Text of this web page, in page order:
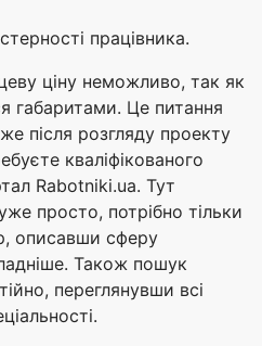
працівника.
ціну неможливо, так як
габаритами. Це питання
після розгляду проекту
кваліфікованого
Rabotniki.ua. Тут
просто, потрібно тільки
описавши сферу
Також пошук
переглянувши всі